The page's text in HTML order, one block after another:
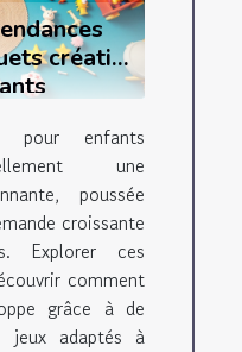
créatifs
pour enfants
une
poussée
croissante
Explorer ces
comment
grâce à de
jeux adaptés à